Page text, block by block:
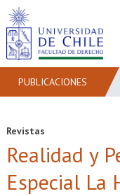
PUBLICACIONES
Revistas
Realidad y
Especial La